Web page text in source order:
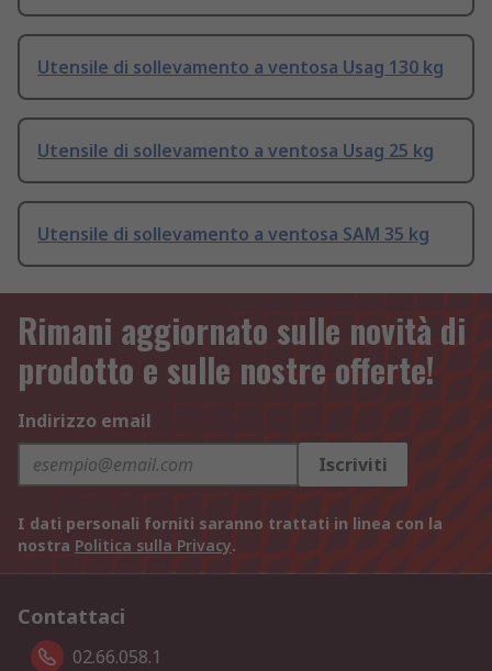
Utensile di sollevamento a ventosa Usag 130 kg
Utensile di sollevamento a ventosa Usag 25 kg
Utensile di sollevamento a ventosa SAM 35 kg
Rimani aggiornato sulle novità di
prodotto e sulle nostre offerte!
Indirizzo email
Iscriviti
I dati personali forniti saranno trattati in linea con la
nostra Politica sulla Privacy.
Contattaci
02.66.058.1